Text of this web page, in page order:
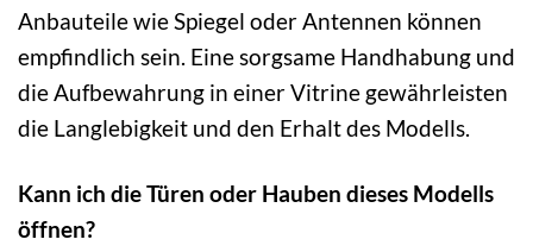
Anbauteile wie Spiegel oder Antennen können
empfindlich sein. Eine sorgsame Handhabung und
die Aufbewahrung in einer Vitrine gewährleisten
die Langlebigkeit und den Erhalt des Modells.
Kann ich die Türen oder Hauben dieses Modells
öffnen?